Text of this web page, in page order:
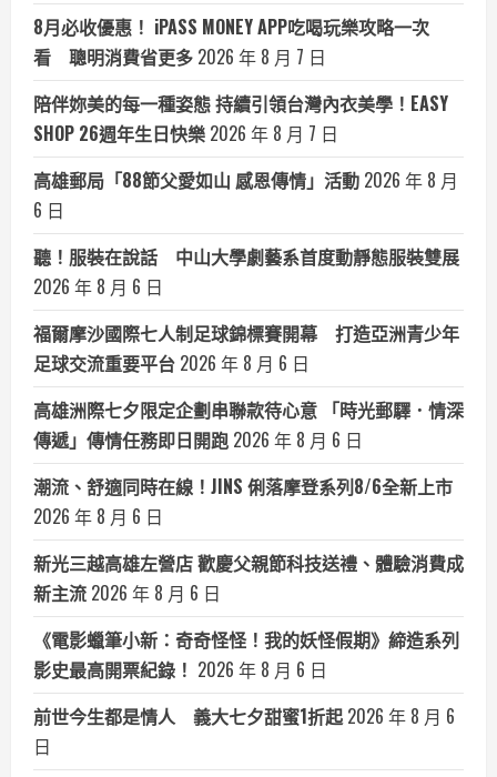
8月必收優惠！ iPASS MONEY APP吃喝玩樂攻略一次
看 聰明消費省更多 2026 年 8 月 7 日
陪伴妳美的每一種姿態 持續引領台灣內衣美學！EASY
SHOP 26週年生日快樂 2026 年 8 月 7 日
高雄郵局「88節父愛如山 感恩傳情」活動 2026 年 8 月
6 日
聽！服裝在說話 中山大學劇藝系首度動靜態服裝雙展
2026 年 8 月 6 日
福爾摩沙國際七人制足球錦標賽開幕 打造亞洲青少年
足球交流重要平台 2026 年 8 月 6 日
高雄洲際七夕限定企劃串聯款待心意 「時光郵驛．情深
傳遞」傳情任務即日開跑 2026 年 8 月 6 日
潮流、舒適同時在線！JINS 俐落摩登系列8/6全新上市
2026 年 8 月 6 日
新光三越高雄左營店 歡慶父親節科技送禮、體驗消費成
新主流 2026 年 8 月 6 日
《電影蠟筆小新：奇奇怪怪！我的妖怪假期》締造系列
影史最高開票紀錄！ 2026 年 8 月 6 日
前世今生都是情人 義大七夕甜蜜1折起 2026 年 8 月 6
日